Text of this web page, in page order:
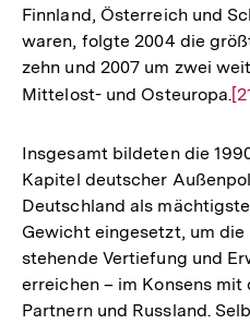
Finnland, Österreich und
waren, folgte 2004 die
zehn und 2007 um zwei
Mittelost- und Osteuropa.
Insgesamt bildeten die
Kapitel deutscher
Deutschland als
Gewicht eingesetzt, um die
stehende Vertiefung und
erreichen – im Konsens mit
Partnern und Russland.